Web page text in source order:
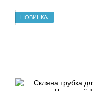
НОВИНКА